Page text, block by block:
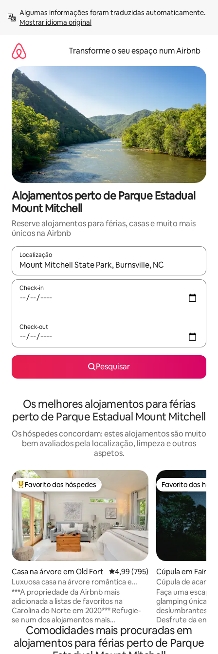
para
Mostrar idioma original
Transforme o seu espaço num Airbnb
Alojamentos perto de Parque Estadual
Mount Mitchell
Reserve alojamentos para férias, casas e muito mais
únicos na Airbnb
Localização
Quando os resultados estiverem disponíveis, navegue com
Check-in
Check-out
Pesquisar
Os melhores alojamentos para férias
perto de Parque Estadual Mount Mitchell
Os hóspedes concordam: estes alojamentos são muito
bem avaliados pela localização, limpeza e outros
aspetos.
Favoritos dos hóspedes mais apreciados
Favorito dos hóspedes
Casa na árvore em Old Fort Classificação média de 4,99 em
4,99 (795)
Luxuosa casa na árvore romântica e
isolada com banheira de hidromassagem
***A propriedade da Airbnb mais
adicionada a listas de favoritos na
Carolina do Norte em 2020*** Refugie-
se num dos alojamentos mais
inesquecíveis da Carolina do Norte: o
seu próprio refúgio privado numa casa
na árvore, escondido nas profundezas
Favorito dos
Favorito dos
Cúpula em
Cúpula de
Asheville | Vista
banheira de
Faça uma
glamping única e
deslumbrantes
Desfrute da
perfeita para ver
a partir do sofá
livre na banheira
Comodidades mais procuradas em
alojamentos para férias perto de Parque